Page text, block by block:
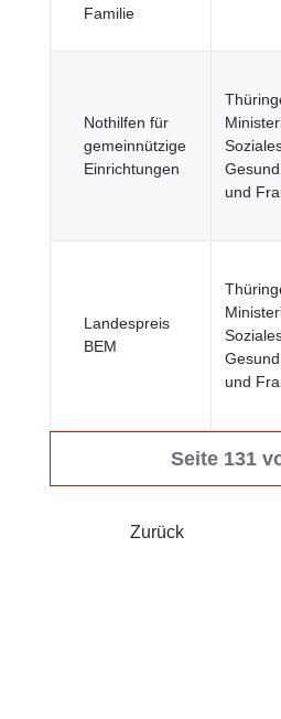
Familie
Nothilfen für
gemeinnützige
Einrichtungen
und
Landespreis
BEM
und
Seite 131
Zurück